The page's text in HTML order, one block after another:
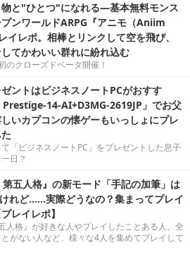
と"ひとつ"になれる―基本無料モンス
ンワールドARPG『アニモ（Aniim
イレポ。相棒とリンクして空を飛び、
てかわいい群れに紛れ込む
のクローズドベータ開催！
ントはビジネスノートPCがおすす
Prestige-14-AI+D3MG-2619JP」でお父
いカプコンの懐ゲーもいっしょにプレ
「ビジネスノートPC」をプレゼントした息子
日？
五人格』の新モード「手記の加筆」は
れど……実際どうなの？集まってプレイ
レイレポ】
人格』が好きな人やプレイしたことある人、全
がない人など、様々な4人を集めてプレイして